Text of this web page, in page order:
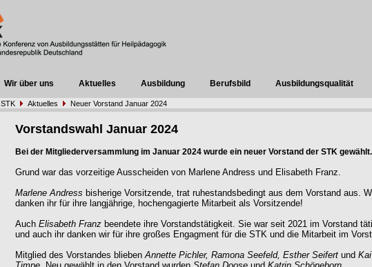
Wir über uns Aktuelles Ausbildung Berufsbild Ausbildungsqualität
STK Aktuelles Neuer Vorstand Januar 2024
Vorstandswahl Januar 2024
Bei der Mitgliederversammlung im Januar 2024 wurde ein neuer Vorstand der STK gewählt.
Grund war das vorzeitige Ausscheiden von Marlene Andress und Elisabeth Franz.
Marlene Andress bisherige Vorsitzende, trat ruhestandsbedingt aus dem Vorstand aus.
danken ihr für ihre langjährige, hochengagierte Mitarbeit als Vorsitzende!
Auch Elisabeth Franz beendete ihre Vorstandstätigkeit. Sie war seit 2021 im Vorstand
und auch ihr danken wir für ihre großes Engagment für die STK und die Mitarbeit im
Mitglied des Vorstandes bliebenAnnette Pichler, Ramona Seefeld, Esther Seifert und Kai